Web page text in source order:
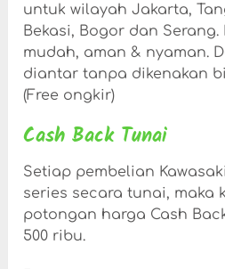
untuk wilayah Jakarta,
Bekasi, Bogor dan Serang.
mudah, aman & nyaman.
diantar tanpa dikenakan
(Free ongkir)
Cash Back Tunai
Setiap pembelian Kawasaki
series secara tunai, maka
potongan harga Cash
500 ribu.